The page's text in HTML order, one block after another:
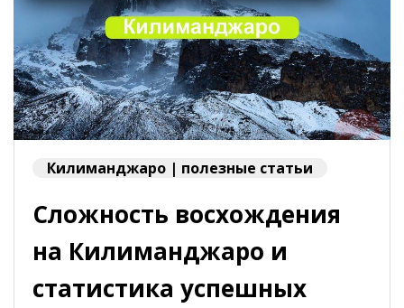
Килиманджаро | полезные статьи
Сложность восхождения
на Килиманджаро и
статистика успешных